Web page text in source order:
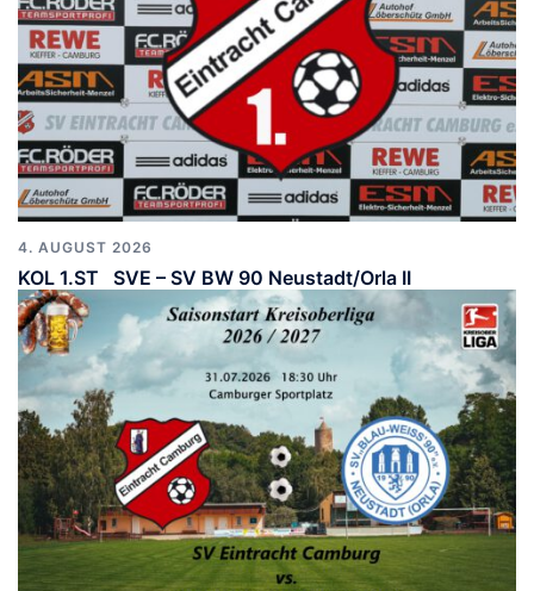
4. AUGUST 2026
KOL 1.ST SVE – SV BW 90 Neustadt/Orla II